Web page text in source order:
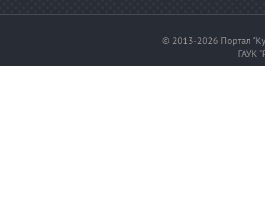
© 2013-2026 Портал
ГАУК